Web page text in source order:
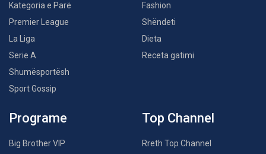
Kategoria e Parë
Premier League
La Liga
Serie A
Shumësportësh
Sport Gossip
Fashion
Shëndeti
Dieta
Receta gatimi
Programe
Big Brother VIP
Top Channel
Rreth Top Channel